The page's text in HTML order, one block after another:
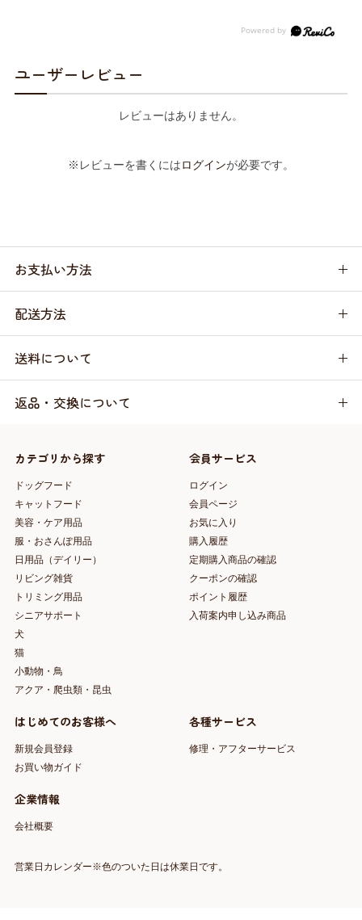
ユーザーレビュー
レビューはありません。
※レビューを書くにはログインが必要です。
お支払い方法
配送方法
送料について
返品・交換について
カテゴリから探す
ドッグフード
キャットフード
美容・ケア用品
服・おさんぽ用品
日用品（デイリー）
リビング雑貨
トリミング用品
シニアサポート
犬
猫
小動物・鳥
アクア・爬虫類・昆虫
会員サービス
ログイン
会員ページ
お気に入り
購入履歴
定期購入商品の確認
クーポンの確認
ポイント履歴
入荷案内申し込み商品
はじめてのお客様へ
新規会員登録
お買い物ガイド
各種サービス
修理・アフターサービス
企業情報
会社概要
営業日カレンダー※色のついた日は休業日です。